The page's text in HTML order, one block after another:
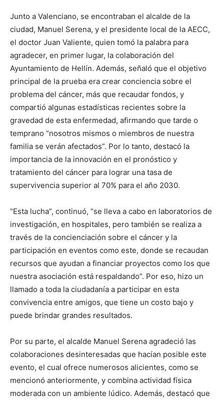
Junto a Valenciano, se encontraban el alcalde de la
ciudad, Manuel Serena, y el presidente local de la AECC,
el doctor Juan Valiente, quien tomó la palabra para
agradecer, en primer lugar, la colaboración del
Ayuntamiento de Hellín. Además, señaló que el objetivo
principal de la prueba era crear conciencia sobre el
problema del cáncer, más que recaudar fondos, y
compartió algunas estadísticas recientes sobre la
gravedad de esta enfermedad, afirmando que tarde o
temprano “nosotros mismos o miembros de nuestra
familia se verán afectados”. Por lo tanto, destacó la
importancia de la innovación en el pronóstico y
tratamiento del cáncer para lograr una tasa de
supervivencia superior al 70% para el año 2030.
“Esta lucha”, continuó, “se lleva a cabo en laboratorios de
investigación, en hospitales, pero también se realiza a
través de la concienciación sobre el cáncer y la
participación en eventos como este, donde se recaudan
recursos que ayudan a financiar proyectos como los que
nuestra asociación está respaldando”. Por eso, hizo un
llamado a toda la ciudadanía a participar en esta
convivencia entre amigos, que tiene un costo bajo y
puede brindar grandes resultados.
Por su parte, el alcalde Manuel Serena agradeció las
colaboraciones desinteresadas que hacían posible este
evento, el cual ofrece numerosos alicientes, como se
mencionó anteriormente, y combina actividad física
moderada con un ambiente lúdico. Además, destacó que